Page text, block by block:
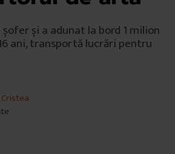
și a adunat la bord 1 milion
ani, transportă lucrări pentru